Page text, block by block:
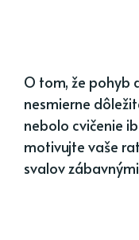
O tom, že pohyb
nesmierne
nebolo cvičenie
motivujte vaše
svalov